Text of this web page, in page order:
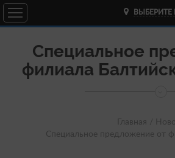
ВЫБЕРИТЕ
Специальное
филиала
Главная /
Специальное предложение от